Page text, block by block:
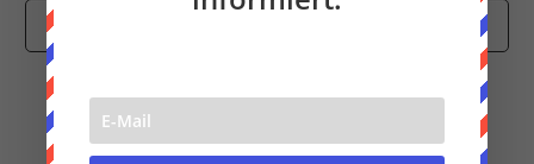
Juli 2018
Juni 2018
März 2018
Dezember 2017